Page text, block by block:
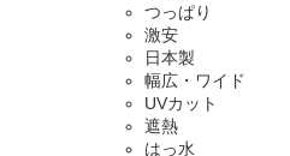
つっぱり
激安
日本製
幅広・ワイド
UVカット
遮熱
はっ水